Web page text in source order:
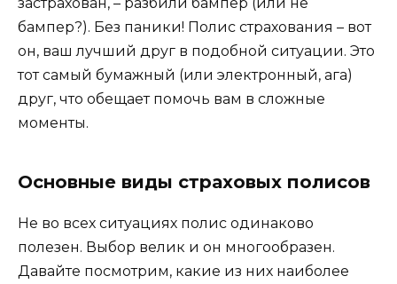
застрахован, – разбили бампер (или не
бампер?). Без паники! Полис страхования – вот
он, ваш лучший друг в подобной ситуации. Это
тот самый бумажный (или электронный, ага)
друг, что обещает помочь вам в сложные
моменты.
Основные виды страховых полисов
Не во всех ситуациях полис одинаково
полезен. Выбор велик и он многообразен.
Давайте посмотрим, какие из них наиболее